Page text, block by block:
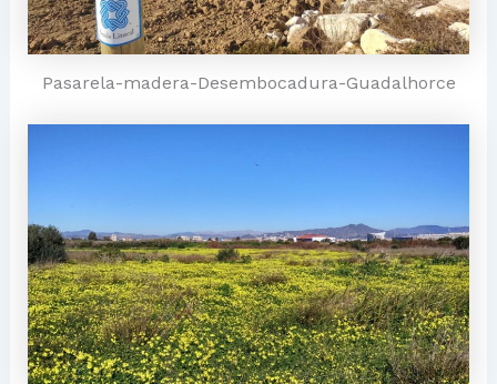
Pasarela-madera-Desembocadura-Guadalhorce